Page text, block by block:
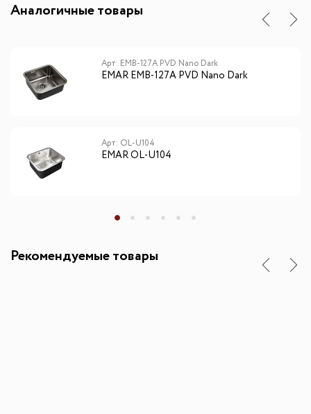
Аналогичные товары
Арт: EMB-127A PVD Nano Dark
EMAR EMB-127A PVD Nano Dark
Арт: OL-U104
EMAR OL-U104
Рекомендуемые товары